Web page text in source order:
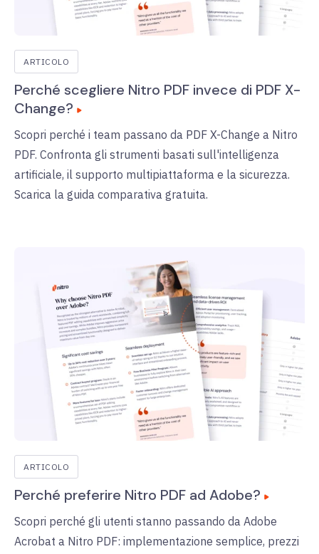
ARTICOLO
Perché scegliere Nitro PDF invece di PDF X-
Change?
Scopri perché i team passano da PDF X-Change a Nitro
PDF. Confronta gli strumenti basati sull'intelligenza
artificiale, il supporto multipiattaforma e la sicurezza.
Scarica la guida comparativa gratuita.
ARTICOLO
Perché preferire Nitro PDF ad Adobe?
Scopri perché gli utenti stanno passando da Adobe
Acrobat a Nitro PDF: implementazione semplice, prezzi